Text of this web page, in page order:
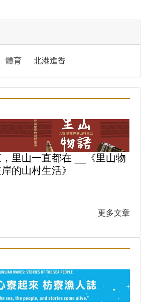
體育 北港進香
，里山一直都在 __《里山物
的山村生活》
更多文章